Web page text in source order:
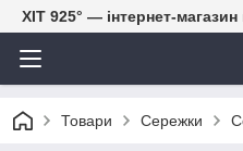
ХІТ 925° — інтернет-
Товари Сережки